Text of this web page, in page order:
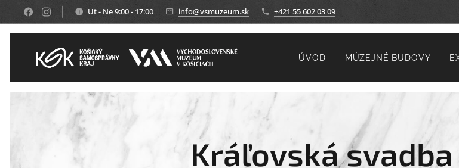
Ut - Ne 9:00 - 17:00 info@vsmuzeum.sk +421 55 602 03 09
ÚVOD MÚZEJNÉ BUDOVY
Kráľovská